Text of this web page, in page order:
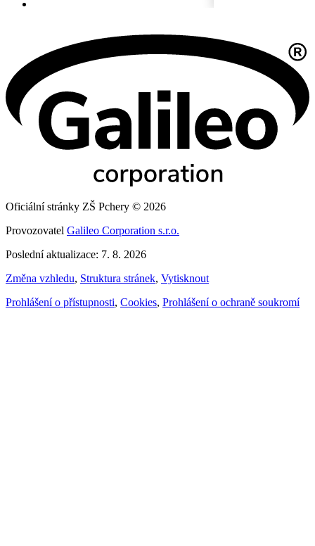
Oficiální stránky ZŠ Pchery © 2026
Provozovatel Galileo Corporation s.r.o.
Poslední aktualizace: 7. 8. 2026
Změna vzhledu, Struktura stránek, Vytisknout
Prohlášení o přístupnosti, Cookies, Prohlášení o ochraně soukromí